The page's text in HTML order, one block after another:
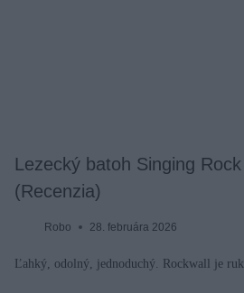
Lezecký batoh Singing Rock
(Recenzia)
Robo 28. februára 2026
Ľahký, odolný, jednoduchý. Rockwall je